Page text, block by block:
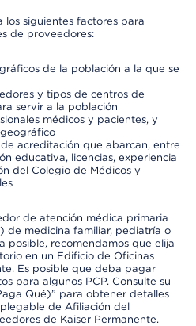
los siguientes factores para
de proveedores:
de la población a la que se
y tipos de centros de
servir a la población
médicos y pacientes, y
acreditación que abarcan, entre
educativa, licencias, experiencia
del Colegio de Médicos y
de atención médica primaria
de medicina familiar, pediatría o
posible, recomendamos que elija
en un Edificio de Oficinas
Es posible que deba pagar
para algunos PCP. Consulte su
Qué)” para obtener detalles
de Afiliación del
de Kaiser Permanente.